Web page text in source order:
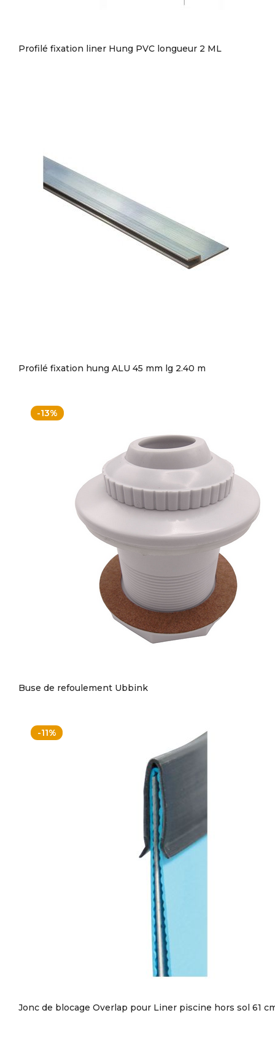
Profilé fixation liner Hung PVC longueur 2 ML
Profilé fixation hung ALU 45 mm lg 2.40 m
-13%
Buse de refoulement Ubbink
-11%
Jonc de blocage Overlap pour Liner piscine hors sol 61